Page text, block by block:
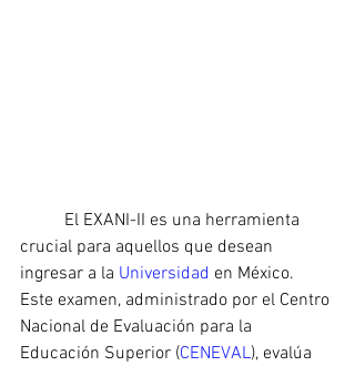
crucial para aquellos que desean
ingresar a la Universidad en México.
Este examen, administrado por el Centro
Nacional de Evaluación para la
Educación Superior (CENEVAL), evalúa